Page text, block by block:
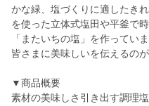
かな緑、塩づくりに適したき
を使った立体式塩田や平釜で
「またいちの塩」を作っていま
皆さまに美味しいを伝えるのが
▼商品概要
素材の美味しさ引き出す調理